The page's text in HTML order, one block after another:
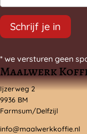
Schrijf je in
* we versturen geen
Maalwerk
Ijzerweg 2
9936 BM
Farmsum/Delfzijl
info@maalwerkkoffie.nl